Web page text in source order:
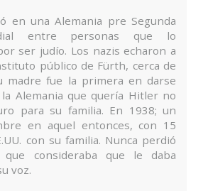
en una Alemania pre Segunda
entre personas que lo
ser judío. Los nazis echaron a
público de Fürth, cerca de
madre fue la primera en darse
Alemania que quería Hitler no
para su familia. En 1938; un
en aquel entonces, con 15
con su familia. Nunca perdió
consideraba que le daba
voz.